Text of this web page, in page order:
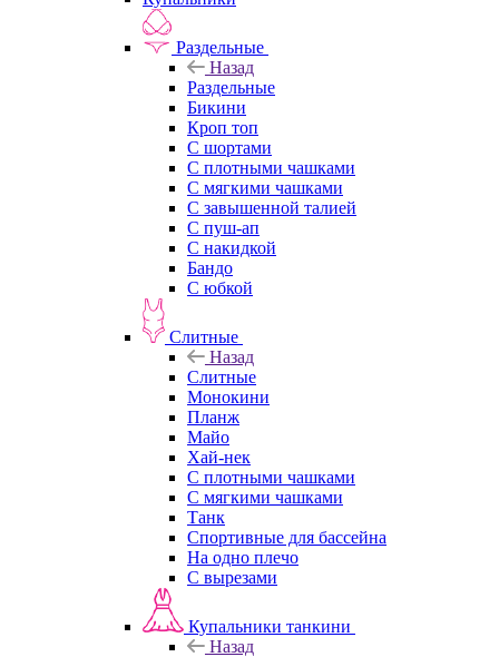
Раздельные
Назад
Раздельные
Бикини
Кроп топ
С шортами
С плотными чашками
С мягкими чашками
С завышенной талией
С пуш-ап
С накидкой
Бандо
С юбкой
Слитные
Назад
Слитные
Монокини
Планж
Майо
Хай-нек
С плотными чашками
С мягкими чашками
Танк
Спортивные для бассейна
На одно плечо
С вырезами
Купальники танкини
Назад